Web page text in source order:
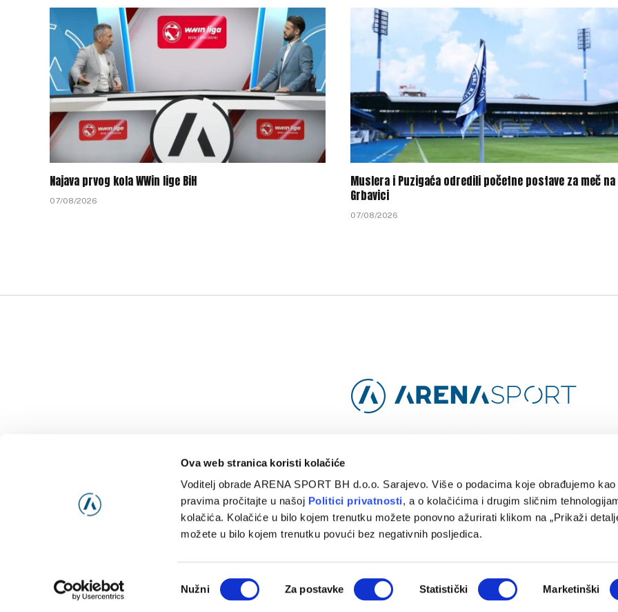
Ova web stranica koristi kolačiće
Voditelj obrade ARENA SPORT BH d.o.o. Sarajevo. Više o podacima koje obrađujemo
pravima pročitajte u našoj Politici privatnosti, a o kolačićima i drugim sličnim
kolačića. Kolačiće u bilo kojem trenutku možete ponovno ažurirati klikom na „Prikaži
možete u bilo kojem trenutku povući bez negativnih posljedica.
Selection
Nužni Za postavke Statistički Marketinški
Najava prvog kola WWin lige BiH
07/08/2026
Muslera i Puzigaća odredili početne postave za meč na
Grbavici
07/08/2026
NAJNOVIJE POLITIKA PRIVATNOSTI
© 2024 Arena Sport. Designed by